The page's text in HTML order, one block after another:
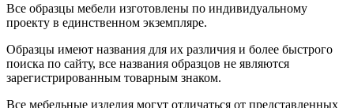
Все образцы мебели изготовлены по индивидуальному
проекту в единственном экземпляре.
Образцы имеют названия для их различия и более быстрого
поиска по сайту, все названия образцов не являются
зарегистрированным товарным знаком.
Все мебельные изделия могут отличаться от представленных